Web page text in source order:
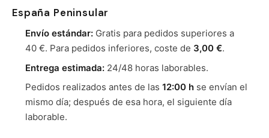
España Peninsular
Envío estándar:Gratis para pedidos superiores a
40 €. Para pedidos inferiores, coste de 3,00 €.
Entrega estimada:24/48 horas laborables.
Pedidos realizados antes de las 12:00 hse envían el
mismo día; después de esa hora, el siguiente día
laborable.